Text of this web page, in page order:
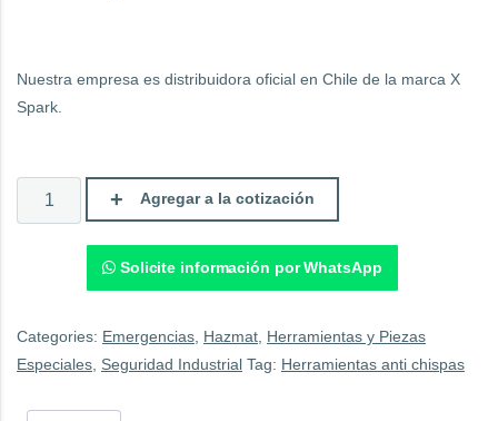
Nuestra empresa es distribuidora oficial en Chile de la marca X
Spark.
herramientas
de
Agregar a la cotización
Solicite información por WhatsApp
Categories: Emergencias Hazmat Herramientas y Piezas
Especiales Seguridad Industrial Tag: Herramientas anti chispas